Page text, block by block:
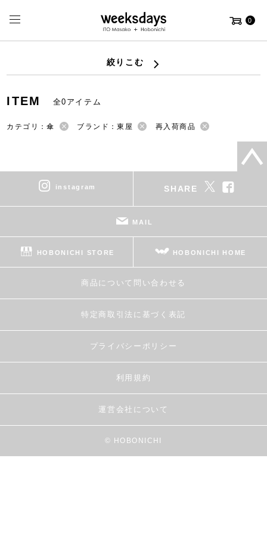
0
絞りこむ
ITEM 全0アイテム
カテゴリ：傘 ブランド：東屋 再入荷商品
instagram SHARE
MAIL
HOBONICHI STORE HOBONICHI HOME
商品について問い合わせる
特定商取引法に基づく表記
プライバシーポリシー
利用規約
運営会社について
© HOBONICHI